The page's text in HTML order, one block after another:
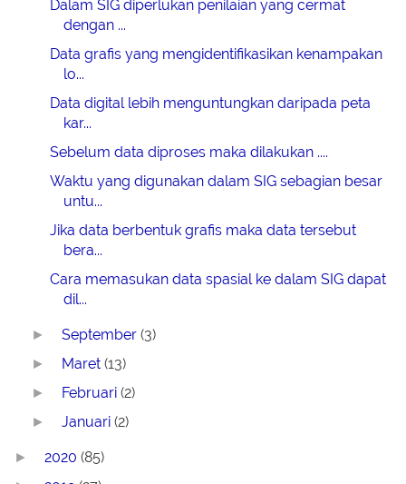
Dalam SIG diperlukan penilaian yang cermat
dengan ...
Data grafis yang mengidentifikasikan kenampakan
lo...
Data digital lebih menguntungkan daripada peta
kar...
Sebelum data diproses maka dilakukan ....
Waktu yang digunakan dalam SIG sebagian besar
untu...
Jika data berbentuk grafis maka data tersebut
bera...
Cara memasukan data spasial ke dalam SIG dapat
dil...
► September(3)
► Maret(13)
► Februari(2)
► Januari(2)
► 2020 (85)